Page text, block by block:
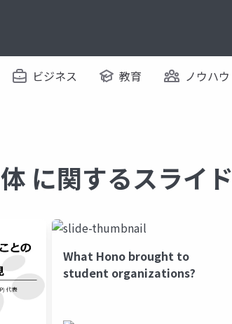
ビジネス 教育 ノウハウ
に関するスライド
What Hono brought to
student organizations?